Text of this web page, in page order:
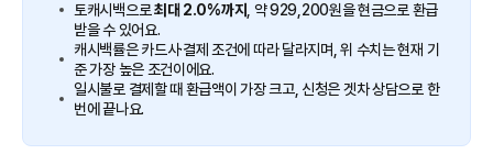
토캐시백으로최대 2.0%까지 , 약 929,200원을 현금으로 환급
받을 수 있어요.
캐시백률은 카드사·결제 조건에 따라 달라지며, 위 수치는 현재 기
준 가장 높은 조건이에요.
일시불로 결제할 때 환급액이 가장 크고, 신청은 겟차 상담으로 한
번에 끝나요.